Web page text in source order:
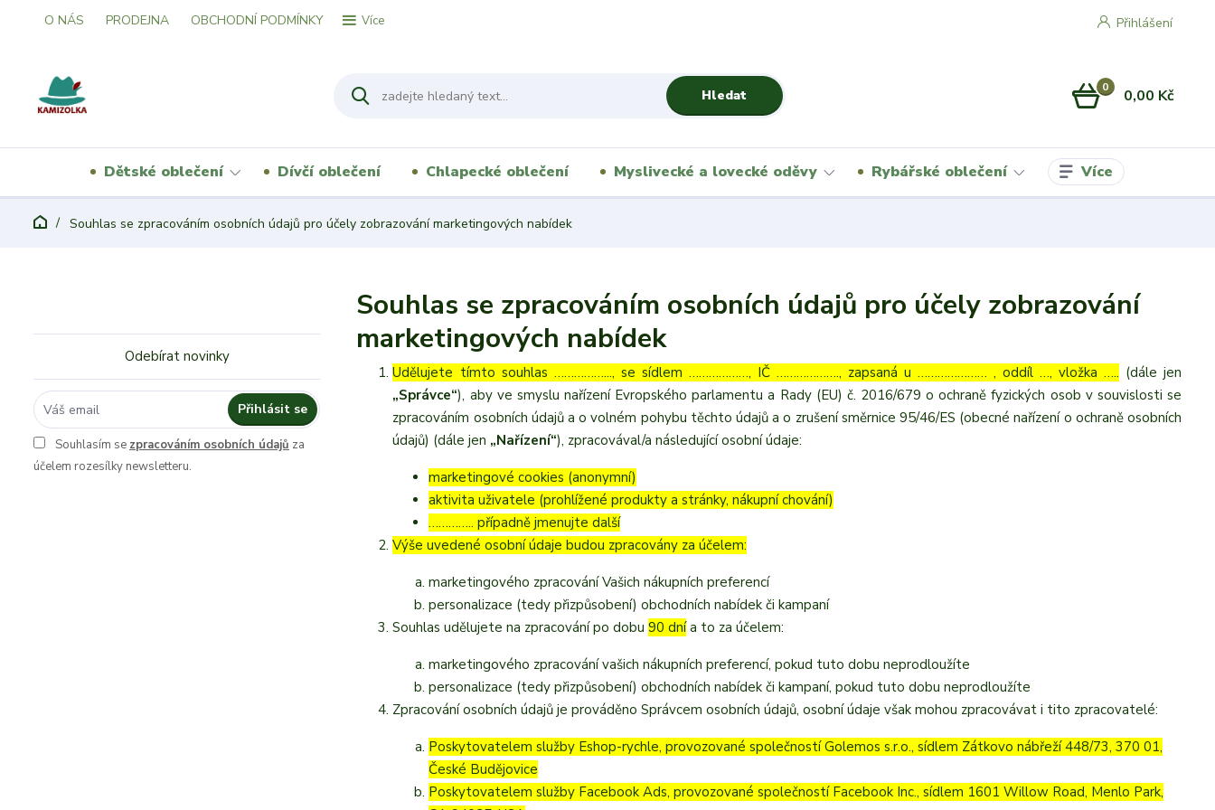
O NÁS PRODEJNA OBCHODNÍ PODMÍNKY Více Přihlášení
Hledat 0 0,00 Kč
Dětské oblečení Dívčí oblečení Chlapecké oblečení Myslivecké a lovecké oděvy Rybářské oblečení Více
Souhlas se zpracováním osobních údajů pro účely zobrazování marketingových nabídek
Odebírat novinky
Přihlásit se
Souhlasím se zpracováním osobních údajů za
účelem rozesílky newsletteru.
Souhlas se zpracováním osobních údajů pro účely zobrazování
marketingových nabídek
Udělujete tímto souhlas ……………..., se sídlem ………………, IČ ………………., zapsaná u ………………… , oddíl …, vložka ….. (dále jen
„Správce“), aby ve smyslu nařízení Evropského parlamentu a Rady (EU) č. 2016/679 o ochraně fyzických osob v souvislosti se
zpracováním osobních údajů a o volném pohybu těchto údajů a o zrušení směrnice 95/46/ES (obecné nařízení o ochraně osobních
údajů) (dále jen „Nařízení“), zpracovával/a následující osobní údaje:
marketingové cookies (anonymní)
aktivita uživatele (prohlížené produkty a stránky, nákupní chování)
………….. případně jmenujte další
Výše uvedené osobní údaje budou zpracovány za účelem:
marketingového zpracování Vašich nákupních preferencí
personalizace (tedy přizpůsobení) obchodních nabídek či kampaní
Souhlas udělujete na zpracování po dobu90 dnía to za účelem:
marketingového zpracování vašich nákupních preferencí, pokud tuto dobu neprodloužíte
personalizace (tedy přizpůsobení) obchodních nabídek či kampaní, pokud tuto dobu neprodloužíte
Zpracování osobních údajů je prováděno Správcem osobních údajů, osobní údaje však mohou zpracovávat i tito zpracovatelé:
Poskytovatelem služby Eshop-rychle, provozované společností Golemos s.r.o., sídlem Zátkovo nábřeží 448/73, 370 01,
České Budějovice
Poskytovatelem služby Facebook Ads, provozované společností Facebook Inc., sídlem 1601 Willow Road, Menlo Park,